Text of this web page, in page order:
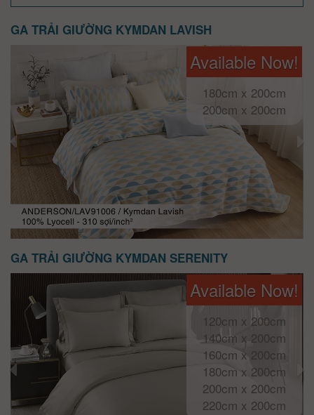
GA TRẢI GIƯỜNG KYMDAN LAVISH
Available Now!
180cm x 200cm
200cm x 200cm
GA TRẢI GIƯỜNG KYMDAN SERENITY
Available Now!
120cm x 200cm
140cm x 200cm
160cm x 200cm
180cm x 200cm
200cm x 200cm
220cm x 200cm